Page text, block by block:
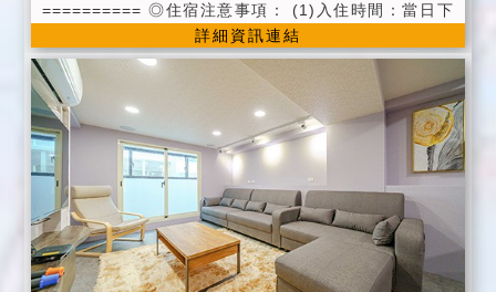
========== ◎住宿注意事項： (1)入住時間：當日下
午16:00以後 ((入住時請提供證件辦理入宿登記))
（請勿提早前往，房務清理時段，恕難提早入住，不便
之處，敬請見諒） 退房時間：翌日上午11:00以前 (2)
為維護住宿品質，請依房型人數入住，如需加人或加床
者，請事先告知。 (每加一人加500元，加一床加600元)
每間房第一位小朋友(6歲以下)不收費（不另附盥洗用
品、寢具及早餐；如需者，酌收300元） 第二位需收加
人或加床費用（另附盥洗用品．寢具及早餐）。 包棟方
面，限10人內，每加一人加500元，每加一床加600
元。 小朋友(6歲以下)不另加收費（不另附盥洗用品及寢
詳細資訊連結